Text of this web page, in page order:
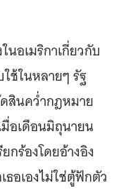
อเมริกาเกี่ยวกับ
ช้ในหลายๆ รัฐ
สินคว่ำกฎหมาย
มื่อเดือนมิถุนายน
ร้องโดยอ้างอิง
อเองไม่ใช่ตู้ฟักตัว